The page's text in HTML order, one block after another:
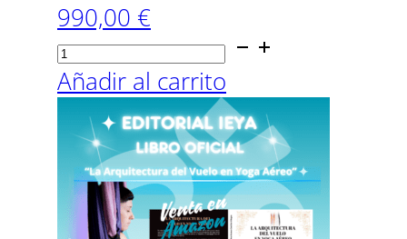
990,00 €
Formación
Profesional
150h
Yoga
Aéreo
Columpio
Añadir al carrito